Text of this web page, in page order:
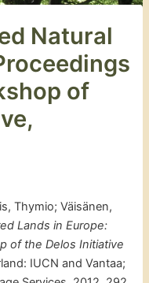
Natural
of
Thymio; Väisänen,
Lands in Europe:
of the Delos Initiative
IUCN and Vantaa;